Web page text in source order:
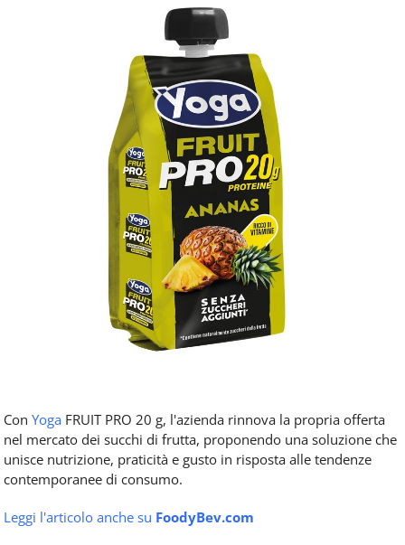
Con Yoga FRUIT PRO 20 g, l'azienda rinnova la propria offerta
nel mercato dei succhi di frutta, proponendo una soluzione che
unisce nutrizione, praticità e gusto in risposta alle tendenze
contemporanee di consumo.
Leggi l'articolo anche su FoodyBev.com